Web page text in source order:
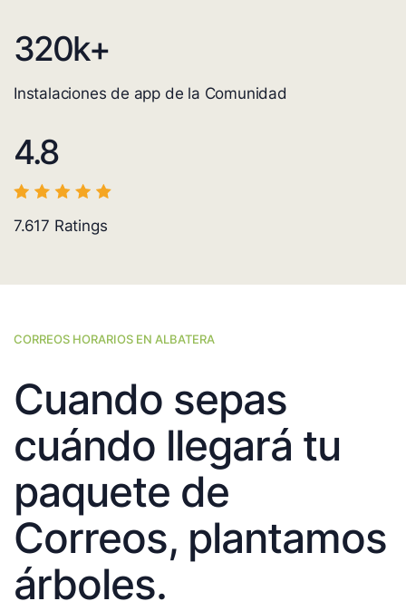
320k+
Instalaciones de app de la Comunidad
4.8
7.617 Ratings
CORREOS HORARIOS EN ALBATERA
Cuando sepas
cuándo llegará tu
paquete de
Correos, plantamos
árboles.